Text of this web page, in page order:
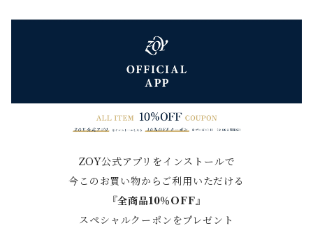
ZOY公式アプリをインストールで
今このお買い物からご利用いただける
『全商品10％OFF』
スペシャルクーポンをプレゼント